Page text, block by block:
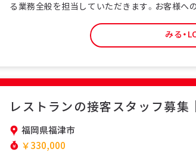
る業務全般を担当していただきます。お客様へ
して働ける環境です。未経験の方でも研修制度
ます。正社員として安定した雇用形態で、長期
みる・
レストランの接客スタッフ募集
福岡県福津市
￥330,000